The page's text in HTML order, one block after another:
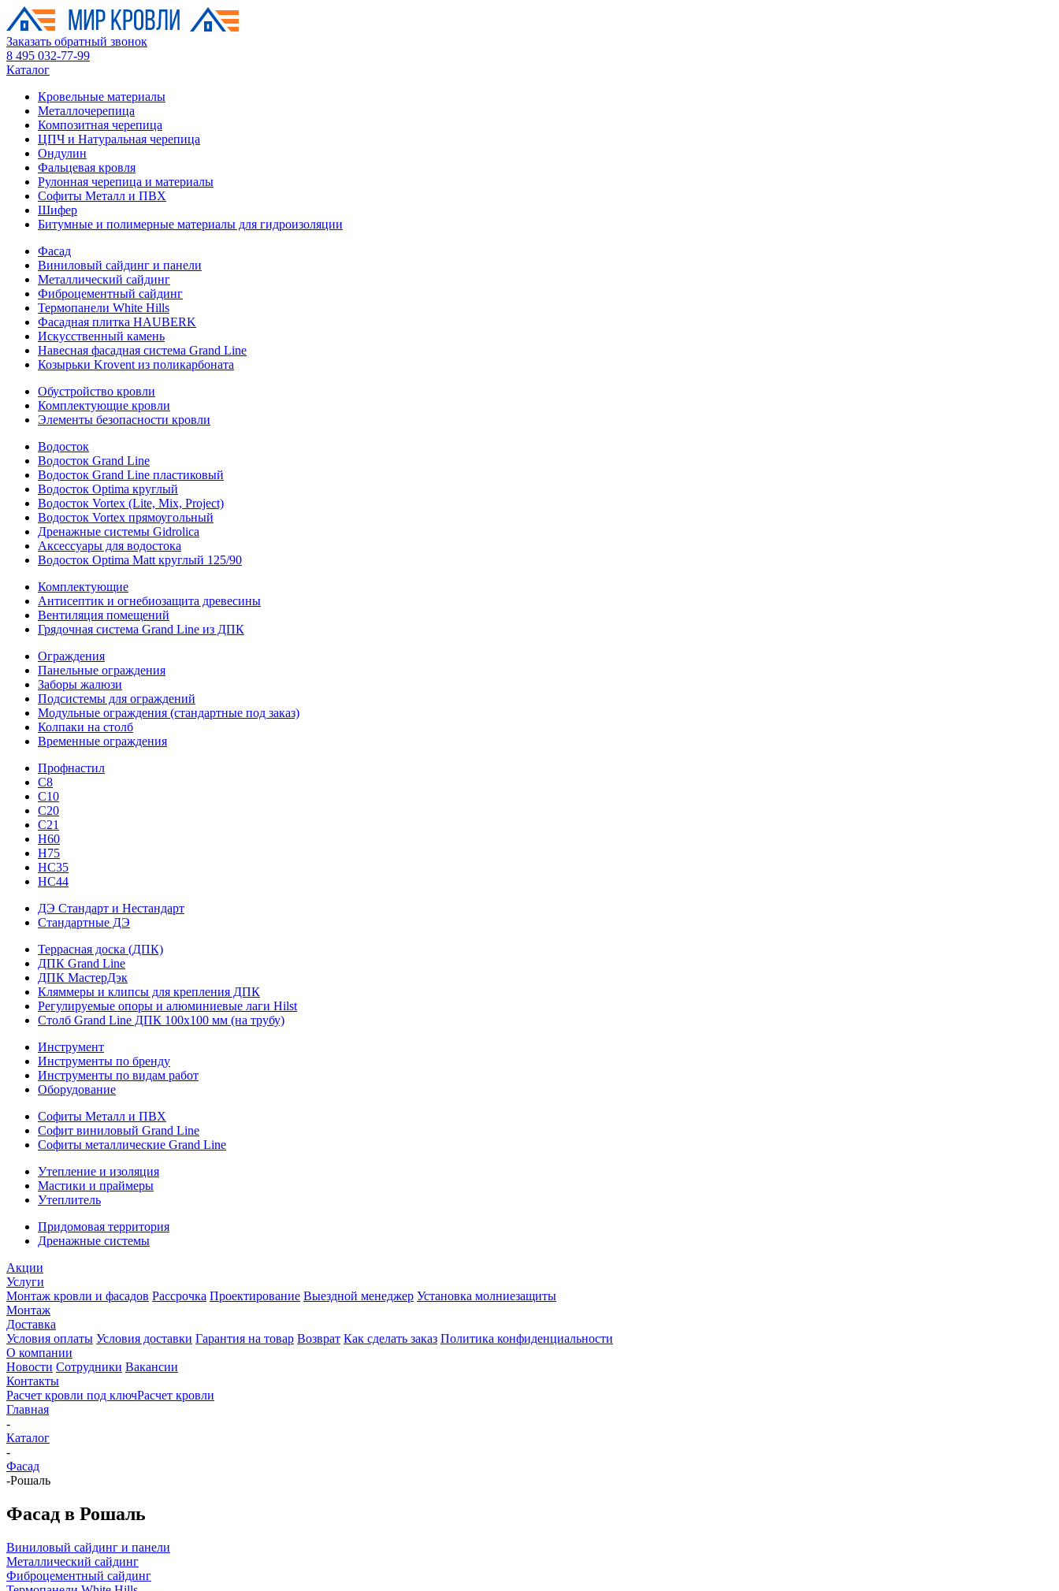
Заказать обратный звонок
8 495 032-77-99
Каталог
Кровельные материалы
Металлочерепица
Композитная черепица
ЦПЧ и Натуральная черепица
Ондулин
Фальцевая кровля
Рулонная черепица и материалы
Софиты Металл и ПВХ
Шифер
Битумные и полимерные материалы для гидроизоляции
Фасад
Виниловый сайдинг и панели
Металлический сайдинг
Фиброцементный сайдинг
Термопанели White Hills
Фасадная плитка HAUBERK
Искусственный камень
Навесная фасадная система Grand Line
Козырьки Krovent из поликарбоната
Обустройство кровли
Комплектующие кровли
Элементы безопасности кровли
Водосток
Водосток Grand Line
Водосток Grand Line пластиковый
Водосток Optima круглый
Водосток Vortex (Lite, Mix, Project)
Водосток Vortex прямоугольный
Дренажные системы Gidrolica
Аксессуары для водостока
Водосток Optima Matt круглый 125/90
Комплектующие
Антисептик и огнебиозащита древесины
Вентиляция помещений
Грядочная система Grand Line из ДПК
Ограждения
Панельные ограждения
Заборы жалюзи
Подсистемы для ограждений
Модульные ограждения (стандартные под заказ)
Колпаки на столб
Временные ограждения
Профнастил
С8
С10
С20
С21
H60
H75
HС35
НС44
ДЭ Стандарт и Нестандарт
Стандартные ДЭ
Террасная доска (ДПК)
ДПК Grand Line
ДПК МастерДэк
Кляммеры и клипсы для крепления ДПК
Регулируемые опоры и алюминиевые лаги Hilst
Столб Grand Line ДПК 100х100 мм (на трубу)
Инструмент
Инструменты по бренду
Инструменты по видам работ
Оборудование
Софиты Металл и ПВХ
Софит виниловый Grand Line
Софиты металлические Grand Line
Утепление и изоляция
Мастики и праймеры
Утеплитель
Придомовая территория
Дренажные системы
Акции
Услуги
Монтаж кровли и фасадов Рассрочка Проектирование Выездной менеджер Установка молниезащиты
Монтаж
Доставка
Условия оплаты Условия доставки Гарантия на товар Возврат Как сделать заказ Политика конфиденциальности
О компании
Новости Сотрудники Вакансии
Контакты
Расчет кровли под ключРасчет кровли
Главная
-
Каталог
-
Фасад
-Рошаль
Фасад в Рошаль
Виниловый сайдинг и панели
Металлический сайдинг
Фиброцементный сайдинг